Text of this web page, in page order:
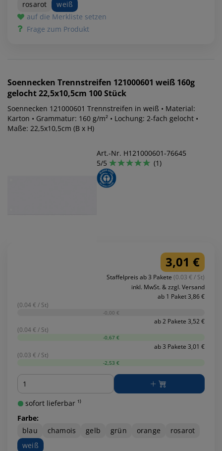
rosarot
weiß
auf die Merkliste setzen
Frage zum Produkt
Soennecken Trennstreifen 121000601 weiß 160g
gelocht 22,5x10,5cm 100 Stück
Soennecken 121000601 Trennstreifen in weiß • Material:
Karton • Grammatur: 160 g/m² • Lochung: 2-fach gelocht •
Maße: 22,5x10,5cm (B x H)
Art.-Nr. H121000601-76645
5/5
(1)
3,01 €
Staffelpreis ab 3 Pakete (0.03 € / St)
inkl. MwSt. & zzgl. Versand
ab 1 Paket 3,86 €
(0.04 € / St)
-0,00 €
ab 2 Pakete 3,52 €
(0.04 € / St)
-0,67 €
ab 3 Pakete 3,01 €
(0.03 € / St)
-2,53 €
Menge
sofort lieferbar ¹⁾
Farbe:
blau
chamois gelb grün orange
rosarot
weiß